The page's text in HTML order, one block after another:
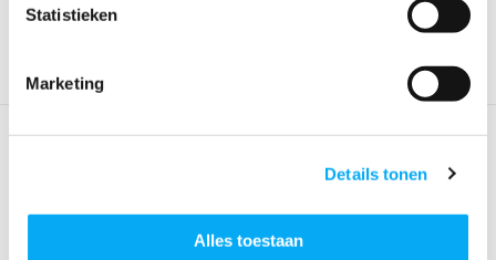
Statistieken
Marketing
Details tonen
Alles toestaan
elegantie, functionaliteit en maritieme charme. Speciaal
ontworpen voor gebruik op boten en jachten, biedt dit servies